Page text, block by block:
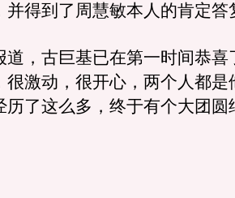
并得到了周慧敏本人的肯定答
古巨基已在第一时间恭喜
很激动，很开心，两个人都是
历了这么多，终于有个大团圆